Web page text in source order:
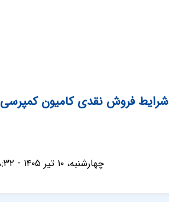
شرایط فروش نقدی کامیون کمپرسی 2630 (تیر 1405)
چهارشنبه، ۱۰ تیر ۱۴۰۵ - ۱۵:۵۸:۳۲